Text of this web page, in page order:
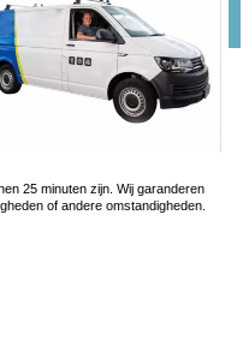
25 minuten zijn. Wij garanderen
of andere omstandigheden.